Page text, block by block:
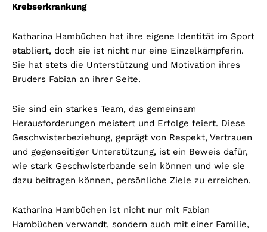
Krebserkrankung
Katharina Hambüchen hat ihre eigene Identität im Sport
etabliert, doch sie ist nicht nur eine Einzelkämpferin.
Sie hat stets die Unterstützung und Motivation ihres
Bruders Fabian an ihrer Seite.
Sie sind ein starkes Team, das gemeinsam
Herausforderungen meistert und Erfolge feiert. Diese
Geschwisterbeziehung, geprägt von Respekt, Vertrauen
und gegenseitiger Unterstützung, ist ein Beweis dafür,
wie stark Geschwisterbande sein können und wie sie
dazu beitragen können, persönliche Ziele zu erreichen.
Katharina Hambüchen ist nicht nur mit Fabian
Hambüchen verwandt, sondern auch mit einer Familie,